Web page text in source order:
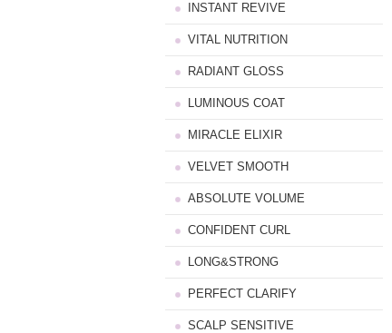
INSTANT REVIVE
VITAL NUTRITION
RADIANT GLOSS
LUMINOUS COAT
MIRACLE ELIXIR
VELVET SMOOTH
ABSOLUTE VOLUME
CONFIDENT CURL
LONG&STRONG
PERFECT CLARIFY
SCALP SENSITIVE